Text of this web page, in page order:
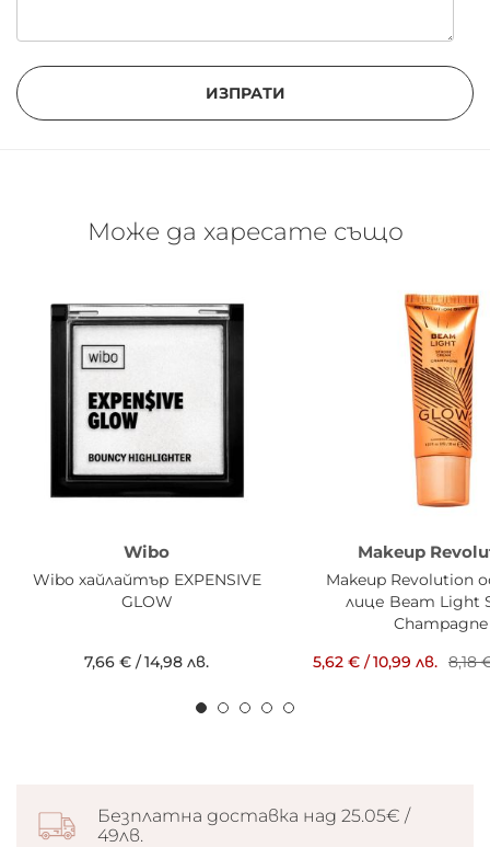
ИЗПРАТИ
Може да харесате също
Wibo
Wibo хайлайтър EXPENSIVE
GLOW
7,66 € /14,98 лв.
Makeup
Makeup Revolution
лице Beam Light
Champagne
5,62 € /10,99 лв. 8,18
Безплатна доставка над 25.05€ /
49лв.